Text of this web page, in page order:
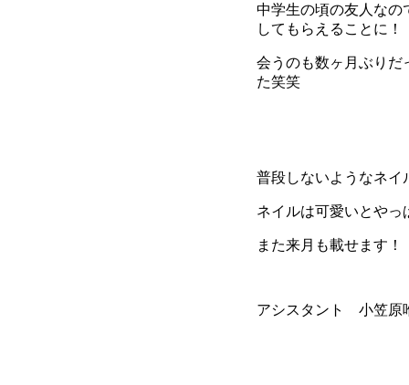
中学生の頃の友人なの
してもらえることに！
会うのも数ヶ月ぶりだ
た笑笑
普段しないようなネイ
ネイルは可愛いとやっ
また来月も載せます！
アシスタント 小笠原